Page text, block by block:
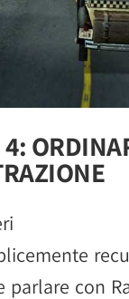
4:
parlare con